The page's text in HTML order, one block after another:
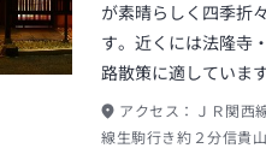
が素晴らしく四季折
す。近くには法隆寺
路散策に適しています
アクセス：
ＪＲ関西
線生駒行き約２分信貴